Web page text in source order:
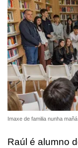
Imaxe de familia nunha
Raúl é alumno